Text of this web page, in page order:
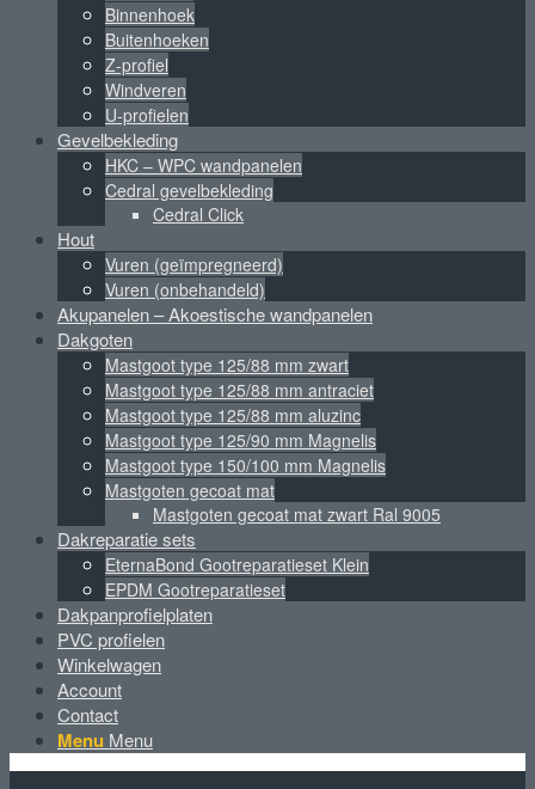
Binnenhoek
Buitenhoeken
Z-profiel
Windveren
U-profielen
Gevelbekleding
HKC – WPC wandpanelen
Cedral gevelbekleding
Cedral Click
Hout
Vuren (geïmpregneerd)
Vuren (onbehandeld)
Akupanelen – Akoestische wandpanelen
Dakgoten
Mastgoot type 125/88 mm zwart
Mastgoot type 125/88 mm antraciet
Mastgoot type 125/88 mm aluzinc
Mastgoot type 125/90 mm Magnelis
Mastgoot type 150/100 mm Magnelis
Mastgoten gecoat mat
Mastgoten gecoat mat zwart Ral 9005
Dakreparatie sets
EternaBond Gootreparatieset Klein
EPDM Gootreparatieset
Dakpanprofielplaten
PVC profielen
Winkelwagen
Account
Contact
Menu Menu